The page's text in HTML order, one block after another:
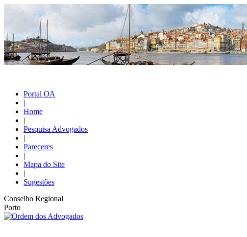
Portal OA
|
Home
|
Pesquisa Advogados
|
Pareceres
|
Mapa do Site
|
Sugestões
Conselho Regional
Porto